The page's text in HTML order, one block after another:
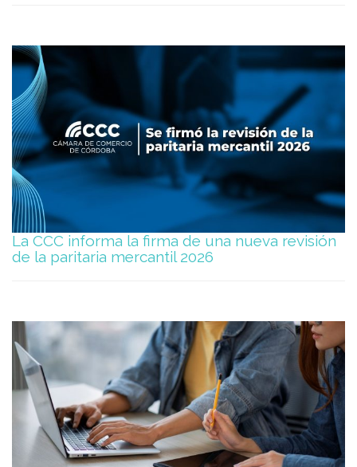
La CCC informa la firma de una nueva revisión
de la paritaria mercantil 2026